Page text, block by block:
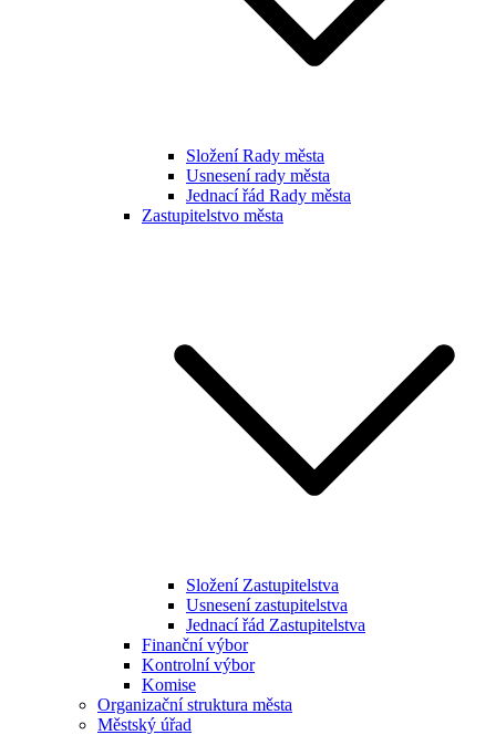
Složení Rady města
Usnesení rady města
Jednací řád Rady města
Zastupitelstvo města
Složení Zastupitelstva
Usnesení zastupitelstva
Jednací řád Zastupitelstva
Finanční výbor
Kontrolní výbor
Komise
Organizační struktura města
Městský úřad